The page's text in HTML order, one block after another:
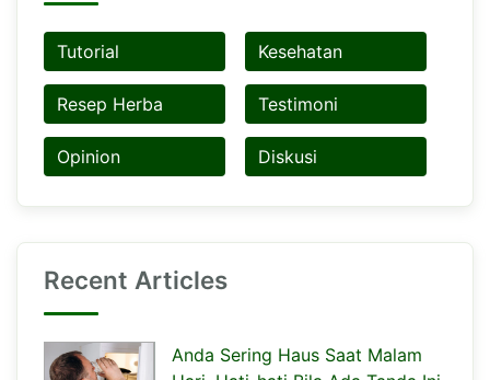
Tutorial Kesehatan
Resep Herba Testimoni
Opinion Diskusi
Recent Articles
Anda Sering Haus Saat Malam